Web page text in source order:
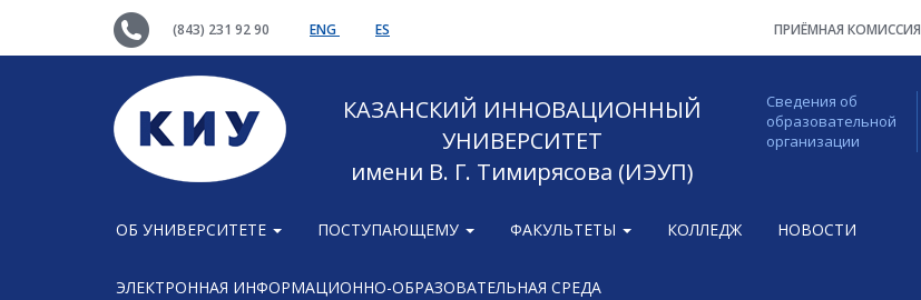
(843) 231 92 90 ENG ES ПРИЁМНАЯ КОМИССИЯ
КАЗАНСКИЙ ИННОВАЦИОННЫЙ
УНИВЕРСИТЕТ
имени В. Г. Тимирясова (ИЭУП)
Сведения об
образовательной
организации
ОБ УНИВЕРСИТЕТЕ ПОСТУПАЮЩЕМУ ФАКУЛЬТЕТЫ КОЛЛЕДЖ НОВОСТИ
ЭЛЕКТРОННАЯ ИНФОРМАЦИОННО-ОБРАЗОВАТЕЛЬНАЯ СРЕДА